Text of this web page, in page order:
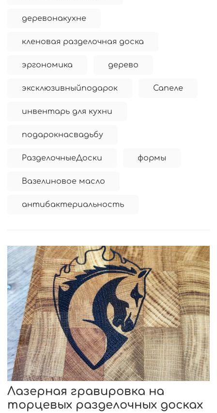
деревонакухне
кленовая разделочная доска
эргономика дерево
эксклюзивныйподарок Сапеле
инвентарь для кухни
подарокнасвадьбу
РазделочныеДоски формы
Вазелиновое масло
антибактериальность
Лазерная гравировка на
торцевых разделочных досках